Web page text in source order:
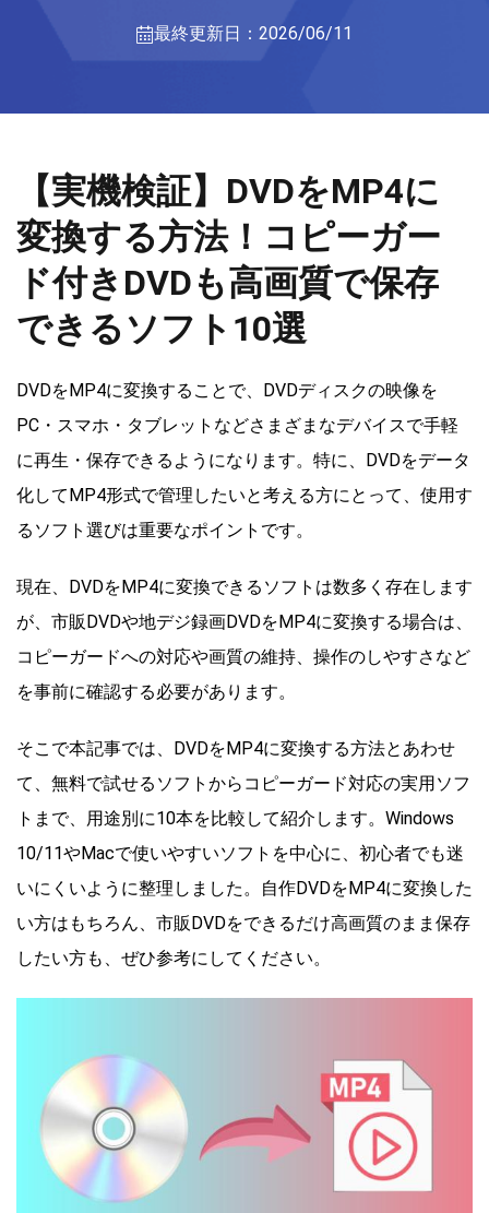
最終更新日：2026/06/11
【実機検証】DVDをMP4に
変換する方法！コピーガー
ド付きDVDも高画質で保存
できるソフト10選
DVDをMP4に変換することで、DVDディスクの映像を
PC・スマホ・タブレットなどさまざまなデバイスで手軽
に再生・保存できるようになります。特に、DVDをデータ
化してMP4形式で管理したいと考える方にとって、使用す
るソフト選びは重要なポイントです。
現在、DVDをMP4に変換できるソフトは数多く存在します
が、市販DVDや地デジ録画DVDをMP4に変換する場合は、
コピーガードへの対応や画質の維持、操作のしやすさなど
を事前に確認する必要があります。
そこで本記事では、DVDをMP4に変換する方法とあわせ
て、無料で試せるソフトからコピーガード対応の実用ソフ
トまで、用途別に10本を比較して紹介します。Windows
10/11やMacで使いやすいソフトを中心に、初心者でも迷
いにくいように整理しました。自作DVDをMP4に変換した
い方はもちろん、市販DVDをできるだけ高画質のまま保存
したい方も、ぜひ参考にしてください。